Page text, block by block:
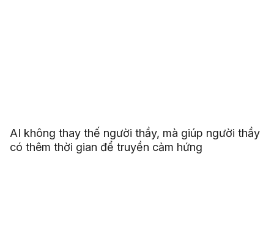
AI không thay thế người thầy, mà giúp người thầy
có thêm thời gian để truyền cảm hứng